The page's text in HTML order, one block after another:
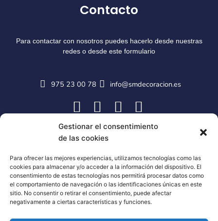
Gestionar el consentimiento
de las cookies
Para ofrecer las mejores experiencias, utilizamos tecnologías como las
cookies para almacenar y/o acceder a la información del dispositivo. El
consentimiento de estas tecnologías nos permitirá procesar datos como
el comportamiento de navegación o las identificaciones únicas en este
sitio. No consentir o retirar el consentimiento, puede afectar
negativamente a ciertas características y funciones.
Contacto
Para contactar con nosotros puedes hacerlo desde nuestras
redes o desde este formulario
975 23 00 78 info@smdecoracion.es